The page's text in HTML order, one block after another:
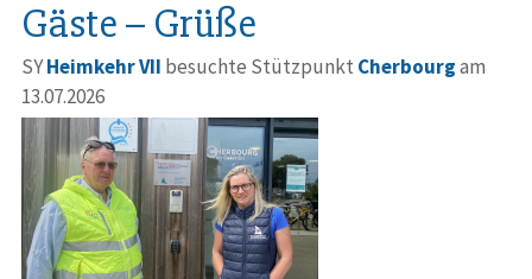
Gäste – Grüße
SYHeimkehr VII besuchte Stützpunkt Cherbourgam
13.07.2026